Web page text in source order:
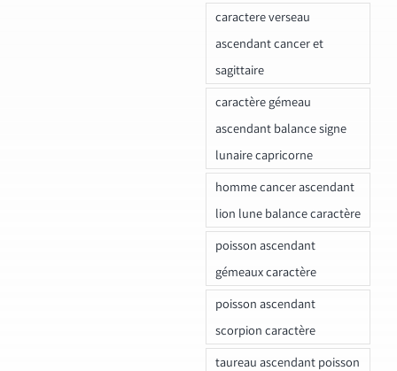
caractere verseau
ascendant cancer et
sagittaire
caractère gémeau
ascendant balance signe
lunaire capricorne
homme cancer ascendant
lion lune balance caractère
poisson ascendant
gémeaux caractère
poisson ascendant
scorpion caractère
taureau ascendant poisson